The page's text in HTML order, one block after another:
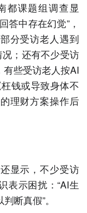
都课题组调查显
答中存在幻觉”，
分受访老人遇到
；还有不少受访
些受访老人按AI
钱或导致身体不
理财方案操作后
显示，不少受访
表示困扰：“AI生
断真假”。